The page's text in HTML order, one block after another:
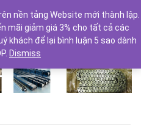
Next
nền tảng Website mới thành lập.
mãi giảm giá 3% cho tất cả các
khách để lại bình luận 5 sao dành
Dismiss